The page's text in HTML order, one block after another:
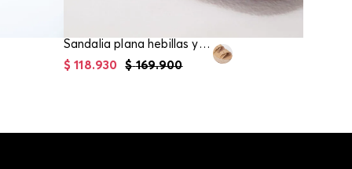
Sandalia plana hebillas y lurex
$ 169.900
$ 118.930